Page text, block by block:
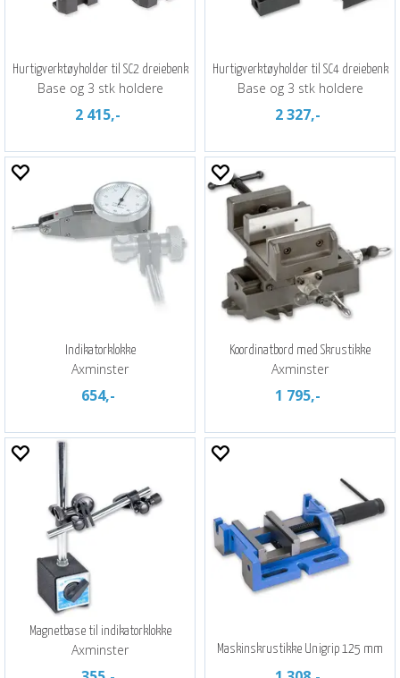
Hurtigverktøyholder til SC2 dreiebenk
Base og 3 stk holdere
2 415,-
Hurtigverktøyholder til SC4 dreiebenk
Base og 3 stk holdere
2 327,-
Indikatorklokke
Axminster
654,-
Koordinatbord med Skrustikke
Axminster
1 795,-
Magnetbase til indikatorklokke
Axminster Maskinskrustikke Unigrip 125 mm